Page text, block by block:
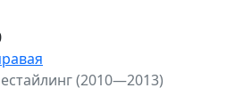
(2010—2013)